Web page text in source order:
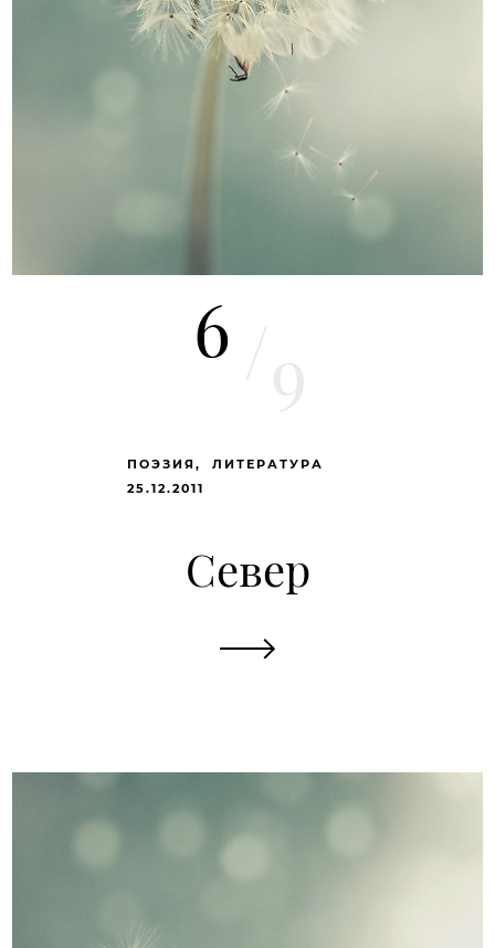
6
ПОЭЗИЯ
ЛИТЕРАТУРА
25.12.2011
Север